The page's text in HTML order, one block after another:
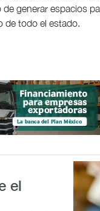
generar espacios
de todo el estado.
el